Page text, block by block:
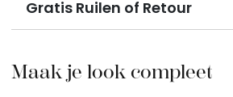
Gratis Ruilen of Retour
Maak je look compleet